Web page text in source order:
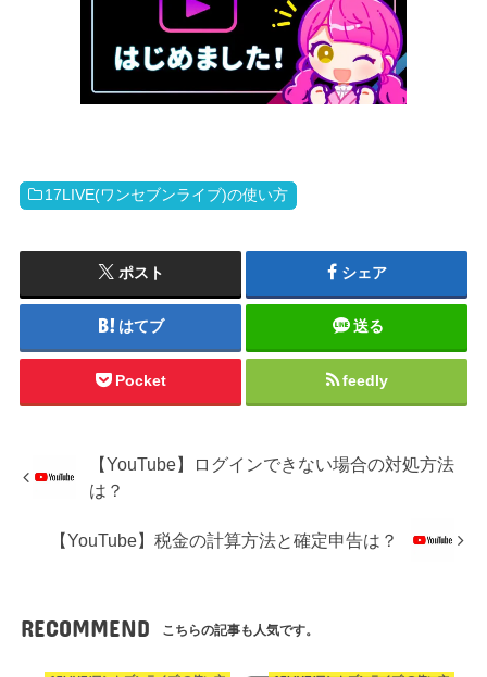
17LIVE(ワンセブンライブ)の使い方
ポスト シェア
はてブ 送る
Pocket feedly
【YouTube】ログインできない場合の対処方法
は？
【YouTube】税金の計算方法と確定申告は？
RECOMMEND こちらの記事も人気です。